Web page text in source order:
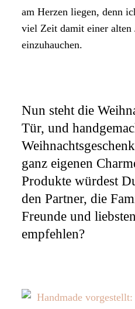
am Herzen liegen, denn
viel Zeit damit einer alten
einzuhauchen.
Nun steht die
Tür, und
ganz eigenen
Produkte würdest
den Partner, die
Freunde und
empfehlen?